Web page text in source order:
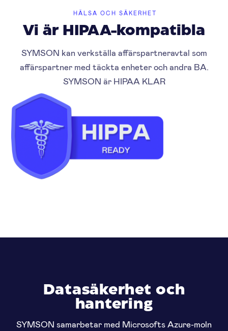
HÄLSA OCH SÄKERHET
Vi är HIPAA-kompatibla
SYMSON kan verkställa affärspartneravtal som
affärspartner med täckta enheter och andra BA.
SYMSON är HIPAA KLAR
Datasäkerhet och
hantering
SYMSON samarbetar med Microsofts Azure-moln